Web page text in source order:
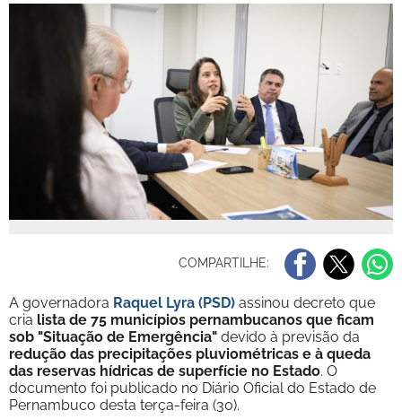
COMPARTILHE:
A governadora Raquel Lyra (PSD) assinou decreto que
cria lista de 75 municípios pernambucanos que ficam
sob "Situação de Emergência" devido à previsão da
redução das precipitações pluviométricas e à queda
das reservas hídricas de superfície no Estado. O
documento foi publicado no Diário Oficial do Estado de
Pernambuco desta terça-feira (30).